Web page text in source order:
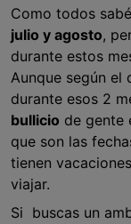
Como todos
julio y agosto,
durante estos
Aunque según el
durante esos 2
bullicio de gente
que son las
tienen
viajar.
Si buscas un